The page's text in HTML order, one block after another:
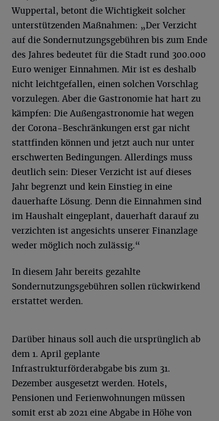
Wuppertal, betont die Wichtigkeit solcher
unterstützenden Maßnahmen: „Der Verzicht
auf die Sondernutzungsgebühren bis zum Ende
des Jahres bedeutet für die Stadt rund 300.000
Euro weniger Einnahmen. Mir ist es deshalb
nicht leichtgefallen, einen solchen Vorschlag
vorzulegen. Aber die Gastronomie hat hart zu
kämpfen: Die Außengastronomie hat wegen
der Corona-Beschränkungen erst gar nicht
stattfinden können und jetzt auch nur unter
erschwerten Bedingungen. Allerdings muss
deutlich sein: Dieser Verzicht ist auf dieses
Jahr begrenzt und kein Einstieg in eine
dauerhafte Lösung. Denn die Einnahmen sind
im Haushalt eingeplant, dauerhaft darauf zu
verzichten ist angesichts unserer Finanzlage
weder möglich noch zulässig.“
In diesem Jahr bereits gezahlte
Sondernutzungsgebühren sollen rückwirkend
erstattet werden.
Darüber hinaus soll auch die ursprünglich ab
dem 1. April geplante
Infrastrukturförderabgabe bis zum 31.
Dezember ausgesetzt werden. Hotels,
Pensionen und Ferienwohnungen müssen
somit erst ab 2021 eine Abgabe in Höhe von